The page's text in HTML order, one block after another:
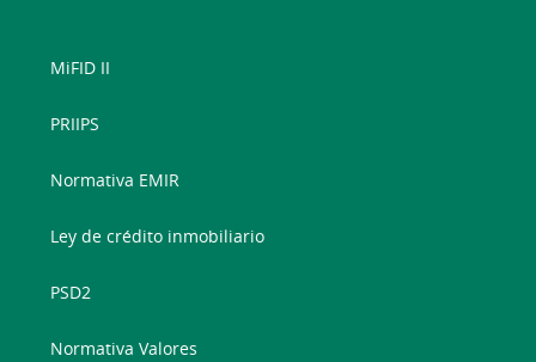
MiFID II
PRIIPS
Normativa EMIR
Ley de crédito inmobiliario
PSD2
Normativa Valores